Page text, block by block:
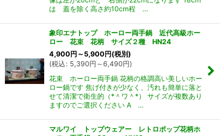
は 蓋を除く高さ約10cm程 …
象印エナトップ ホーロー両手鍋 近代高級ホー
ロー 花束 花柄 サイズ２種 HN24
4,900円 ～5,900円(税別)
(税込: 5,390円 ～6,490円)
花束 ホーロー両手鍋 花柄の格調高い美しいホー
ロー鍋です 焦げ付きが少なく、汚れも簡単に落と
せて清潔で衛生的（*＾ワ＾*） サイズが複数あり
ますのでご選択ください A …
マルワイ トップウェアー レトロポップ花柄ホ
堂